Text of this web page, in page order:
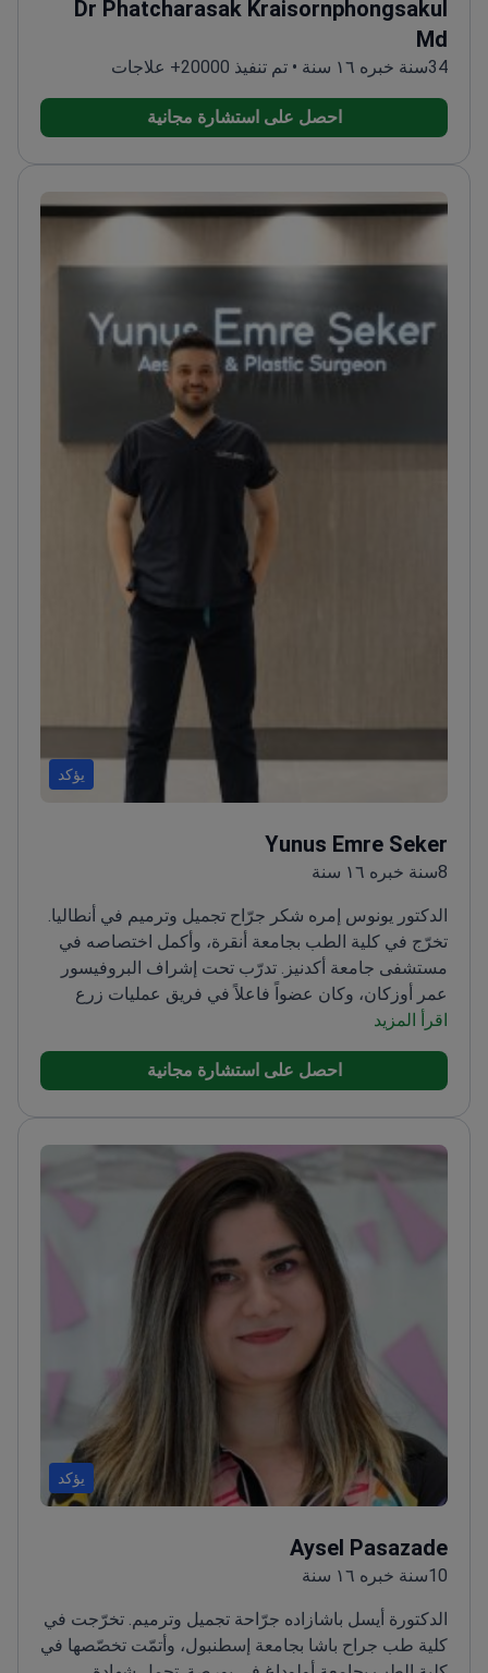
Dr Phatcharasak Kraisornphongsakul
Md
34سنة خبره ١٦ سنة • تم تنفيذ 20000+ علاجات
احصل على استشارة مجانية
يؤكد
Yunus Emre Seker
8سنة خبره ١٦ سنة
الدكتور يونوس إمره شكر جرّاح تجميل وترميم في أنطاليا.
تخرّج في كلية الطب بجامعة أنقرة، وأكمل اختصاصه في
مستشفى جامعة أكدنيز. تدرّب تحت إشراف البروفيسور
عمر أوزكان، وكان عضواً فاعلاً في فريق عمليات زرع
الرحم وزرع الذراعين.
لجراحة التجميل والترميم والجراحات الجمالية. درّس
أديامان بين عامي 2023 و2025. ألقى محاضرات في
مؤتمرات وطنية وأسهم في منشورات علمية. مجالات
التركيز السريري: تجميل الأنف (بالموجات فوق الصوتية،
الإثني)، تجديد الوجه، تجميل الثدي، نحت القوام، الجراحة
اقرأ المزيد
احصل على استشارة مجانية
يؤكد
Aysel Pasazade
10سنة خبره ١٦ سنة
الدكتورة أيسل باشازاده جرّاحة تجميل وترميم. تخرّجت في
كلية طب جراح باشا بجامعة إسطنبول، وأتمّت تخصّصها في